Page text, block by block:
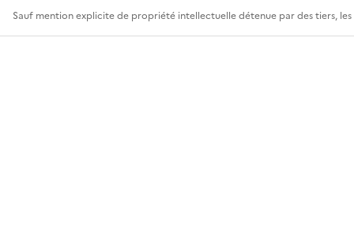
Sauf mention explicite de propriété intellectuelle détenue par des tiers,